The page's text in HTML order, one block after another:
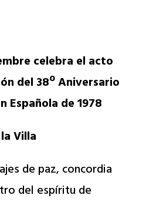
celebra el acto
del 38º Aniversario
Española de 1978
Villa
de paz, concordia
del espíritu de